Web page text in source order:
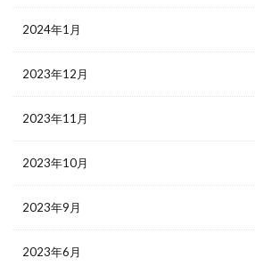
2024年1月
2023年12月
2023年11月
2023年10月
2023年9月
2023年6月